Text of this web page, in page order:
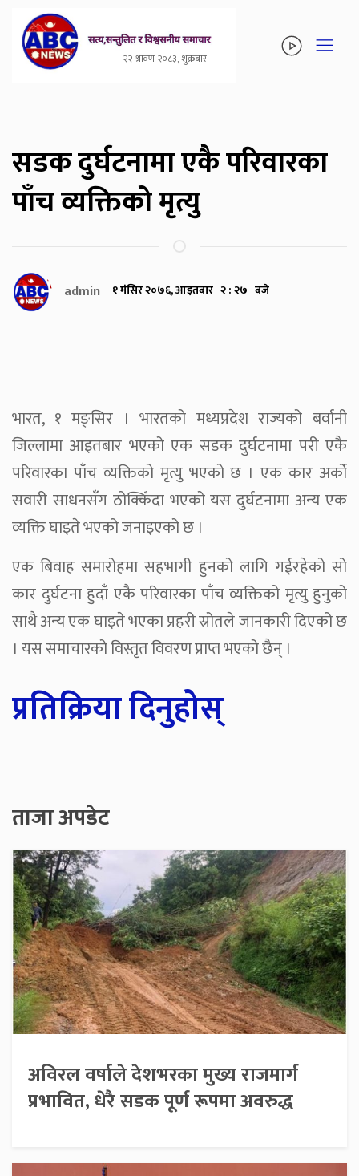
२२ श्रावण २०८३, शुक्रबार
सडक दुर्घटनामा एकै परिवारका
पाँच व्यक्तिको मृत्यु
admin १ मंसिर २०७६, आइतबार २ : २७ बजे
भारत, १ मङ्सिर । भारतको मध्यप्रदेश राज्यको बर्वानी
जिल्लामा आइतबार भएको एक सडक दुर्घटनामा परी एकै
परिवारका पाँच व्यक्तिको मृत्यु भएको छ । एक कार अर्को
सवारी साधनसँग ठोक्किँदा भएको यस दुर्घटनामा अन्य एक
व्यक्ति घाइते भएको जनाइएको छ ।
एक बिवाह समारोहमा सहभागी हुनको लागि गईरहेको सो
कार दुर्घटना हुदाँ एकै परिवारका पाँच व्यक्तिको मृत्यु हुनुको
साथै अन्य एक घाइते भएका प्रहरी स्रोतले जानकारी दिएको छ
। यस समाचारको विस्तृत विवरण प्राप्त भएको छैन् ।
प्रतिक्रिया दिनुहोस्
ताजा अपडेट
अविरल वर्षाले देशभरका मुख्य राजमार्ग
प्रभावित, धेरै सडक पूर्ण रूपमा अवरुद्ध